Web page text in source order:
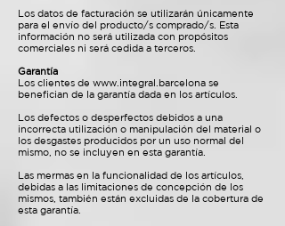
Los datos de facturación se utilizarán únicamente
para el envío del producto/s comprado/s. Esta
información no será utilizada con propósitos
comerciales ni será cedida a terceros.
Garantía
Los clientes de www.integral.barcelona se
benefician de la garantía dada en los artículos.
Los defectos o desperfectos debidos a una
incorrecta utilización o manipulación del material o
los desgastes producidos por un uso normal del
mismo, no se incluyen en esta garantía.
Las mermas en la funcionalidad de los artículos,
debidas a las limitaciones de concepción de los
mismos, también están excluidas de la cobertura de
esta garantía.